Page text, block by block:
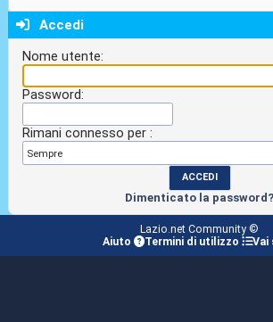
Accedi
Nome utente:
Password:
Rimani connesso per :
Dimenticato la password?
Lazio.net Community ©
Aiuto
Termini di utilizzo Vai